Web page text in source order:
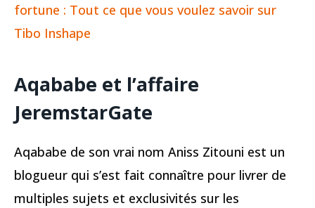
fortune : Tout ce que vous voulez savoir sur
Tibo Inshape
Aqababe et l’affaire
JeremstarGate
Aqababe de son vrai nom Aniss Zitouni est un
blogueur qui s’est fait connaître pour livrer de
multiples sujets et exclusivités sur les